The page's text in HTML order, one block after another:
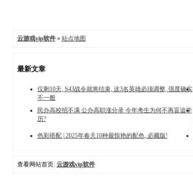
云游戏vip软件» 站点地图
最新文章
仅剩10天, S43战令就将结束, 这3名英雄必须调整, 强度确实
不一般
民办高校招不满 公办高职涨分录 今年考生为何不再盲追学
历?
色彩搭配 | 2025年春天10种最惊艳的配色, 必藏版!
查看网站首页: 云游戏vip软件